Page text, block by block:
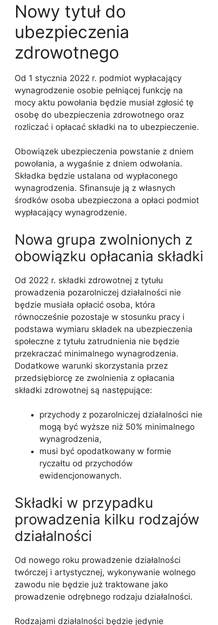
Nowy tytuł do
ubezpieczenia
zdrowotnego
Od 1 stycznia 2022 r. podmiot wypłacający
wynagrodzenie osobie pełniącej funkcję na
mocy aktu powołania będzie musiał zgłosić tę
osobę do ubezpieczenia zdrowotnego oraz
rozliczać i opłacać składki na to ubezpieczenie.
Obowiązek ubezpieczenia powstanie z dniem
powołania, a wygaśnie z dniem odwołania.
Składka będzie ustalana od wypłaconego
wynagrodzenia. Sfinansuje ją z własnych
środków osoba ubezpieczona a opłaci podmiot
wypłacający wynagrodzenie.
Nowa grupa zwolnionych z
obowiązku opłacania składki
Od 2022 r. składki zdrowotnej z tytułu
prowadzenia pozarolniczej działalności nie
będzie musiała opłacić osoba, która
równocześnie pozostaje w stosunku pracy i
podstawa wymiaru składek na ubezpieczenia
społeczne z tytułu zatrudnienia nie będzie
przekraczać minimalnego wynagrodzenia.
Dodatkowe warunki skorzystania przez
przedsiębiorcę ze zwolnienia z opłacania
składki zdrowotnej są następujące:
przychody z pozarolniczej działalności nie
mogą być wyższe niż 50% minimalnego
wynagrodzenia,
musi być opodatkowany w formie
ryczałtu od przychodów
ewidencjonowanych.
Składki w przypadku
prowadzenia kilku rodzajów
działalności
Od nowego roku prowadzenie działalności
twórczej i artystycznej, wykonywanie wolnego
zawodu nie będzie już traktowane jako
prowadzenie odrębnego rodzaju działalności.
Rodzajami działalności będzie jedynie